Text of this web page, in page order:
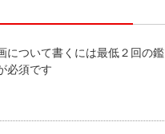
について書くには最低２回の鑑
必須です